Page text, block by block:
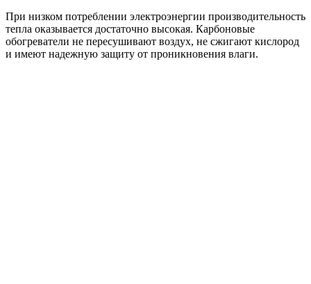
При низком потреблении электроэнергии производительность
тепла оказывается достаточно высокая. Карбоновые
обогреватели не пересушивают воздух, не сжигают кислород
и имеют надежную защиту от проникновения влаги.